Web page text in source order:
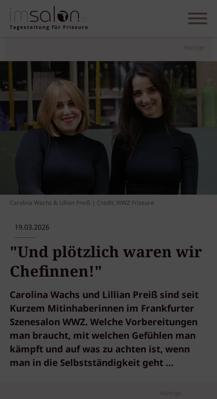
Anzeige
Carolina Wachs & Lillian Preiß | Credit: WWZ Friseure
19.03.2026
"Und plötzlich waren wir
Chefinnen!"
Carolina Wachs und Lillian Preiß sind seit
Kurzem Mitinhaberinnen im Frankfurter
Szenesalon WWZ. Welche Vorbereitungen
man braucht, mit welchen Gefühlen man
kämpft und auf was zu achten ist, wenn
man in die Selbstständigkeit geht …
Anzeige